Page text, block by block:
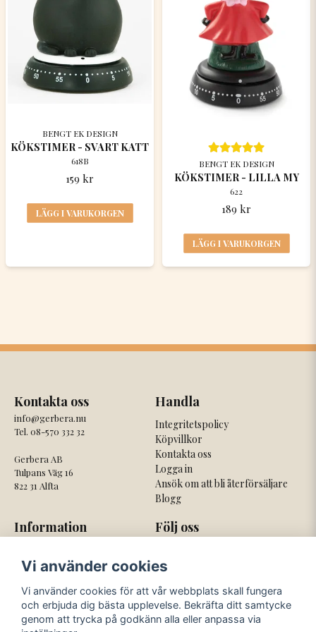
BENGT EK DESIGN
KÖKSTIMER - SVART KATT
618B
159 kr
LÄGG I VARUKORGEN
BENGT EK DESIGN
KÖKSTIMER - LILLA MY
622
189 kr
LÄGG I VARUKORGEN
Kontakta oss
info@gerbera.nu
Tel. 08-570 332 32
Gerbera AB
Tulpans Väg 16
822 31 Alfta
Handla
Integritetspolicy
Köpvillkor
Kontakta oss
Logga in
Ansök om att bli återförsäljare
Blogg
Information
Nyhetsbrev
Följ oss
Våra betaltjänster Våra fraktbolag
Vi använder cookies
Vi använder cookies för att vår webbplats skall fungera
och erbjuda dig bästa upplevelse. Bekräfta ditt samtycke
genom att trycka på godkänn alla eller anpassa via